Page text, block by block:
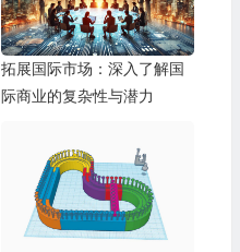
拓展国际市场：深入了解国
际商业的复杂性与潜力